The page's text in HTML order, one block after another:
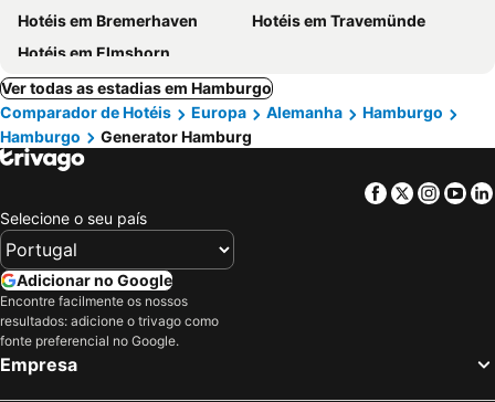
Hotéis em Bremerhaven
Hotéis em Travemünde
Hotéis em Elmshorn
Ver todas as estadias em Hamburgo
Comparador de Hotéis
Europa Alemanha
Hamburgo
Hamburgo
Generator Hamburg
Facebook
Twitter
Selecione o seu país
Adicionar no Google
Encontre facilmente os nossos
resultados: adicione o trivago como
fonte preferencial no Google.
Empresa